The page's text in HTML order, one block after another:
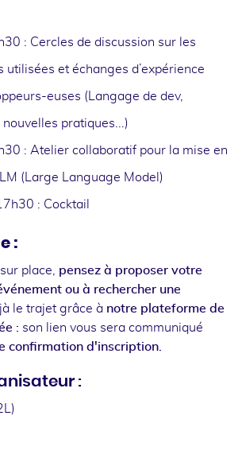
: Cercles de discussion sur les
utilisées et échanges d’expérience
euses (Langage de dev,
pratiques...)
: Atelier collaboratif pour la mise en
(Large Language Model)
: Cocktail
:
place, pensez à proposer votre
ou à rechercher une
le trajet grâce à notre plateforme de
: son lien vous sera communiqué
confirmation d'inscription.
: